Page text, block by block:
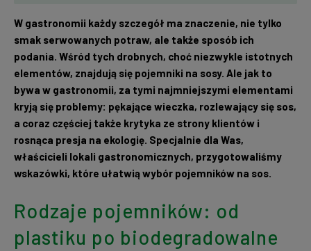
W gastronomii każdy szczegół ma znaczenie, nie tylko
smak serwowanych potraw, ale także sposób ich
podania. Wśród tych drobnych, choć niezwykle istotnych
elementów, znajdują się pojemniki na sosy. Ale jak to
bywa w gastronomii, za tymi najmniejszymi elementami
kryją się problemy: pękające wieczka, rozlewający się sos,
a coraz częściej także krytyka ze strony klientów i
rosnąca presja na ekologię. Specjalnie dla Was,
właścicieli lokali gastronomicznych, przygotowaliśmy
wskazówki, które ułatwią wybór pojemników na sos.
Rodzaje pojemników: od
plastiku po biodegradowalne